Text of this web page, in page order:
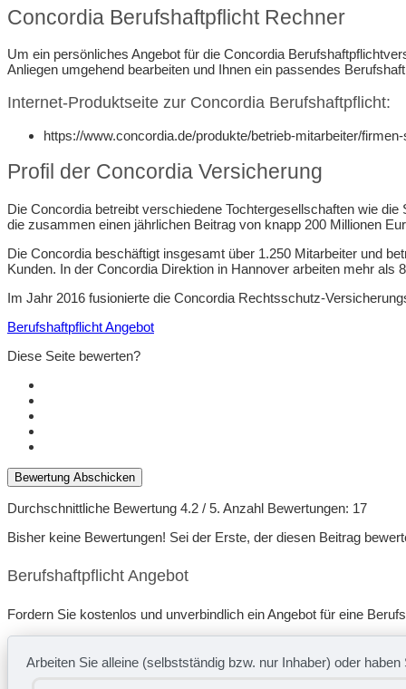
Concordia Berufshaftpflicht Rechner
Um ein persönliches Angebot für die Concordia
Anliegen umgehend bearbeiten und Ihnen ein passendes
Internet-Produktseite zur Concordia Berufshaftpflicht:
https://www.concordia.de/produkte/betrieb-mitarbeiter/
Profil der Concordia Versicherung
Die Concordia betreibt verschiedene Tochtergesellschaften wie
die zusammen einen jährlichen Beitrag von knapp 200 Millionen
Die Concordia beschäftigt insgesamt über 1.250 Mitarbeiter und
Kunden. In der Concordia Direktion in Hannover arbeiten mehr
Im Jahr 2016 fusionierte die Concordia Rechtsschutz-
Berufshaftpflicht Angebot
Diese Seite bewerten?
Bewertung Abschicken
Durchschnittliche Bewertung 4.2 / 5. Anzahl Bewertungen: 17
Bisher keine Bewertungen! Sei der Erste, der diesen Beitrag
Berufshaftpflicht Angebot
Fordern Sie kostenlos und unverbindlich ein Angebot für eine
Arbeiten Sie alleine (selbstständig bzw. nur Inhaber) oder haben